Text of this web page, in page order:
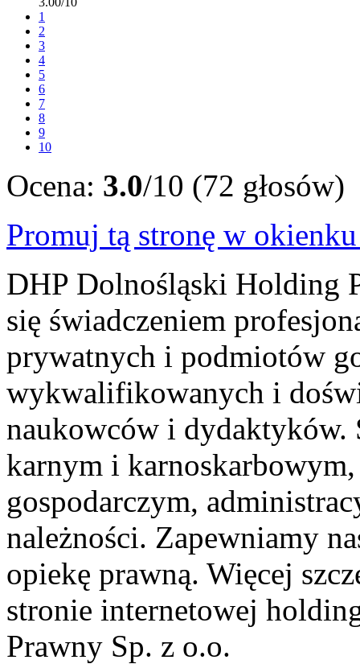
1
2
3
4
5
6
7
8
9
10
Ocena: 3.0/10 (72 głosów)
Promuj tą stronę w
DHP Dolnośląski Holding
się świadczeniem
prywatnych i podmiotów
wykwalifikowanych i
naukowców i dydaktyków.
karnym i
gospodarczym,
należności. Zapewniamy
opiekę prawną. Więcej
stronie internetowej
Prawny Sp. z o.o.